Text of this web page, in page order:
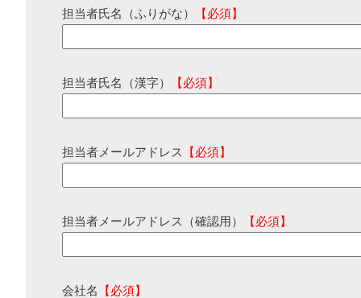
担当者氏名（ふりがな） 【必須】
担当者氏名（漢字） 【必須】
担当者メールアドレス 【必須】
担当者メールアドレス（確認用） 【必須】
会社名 【必須】